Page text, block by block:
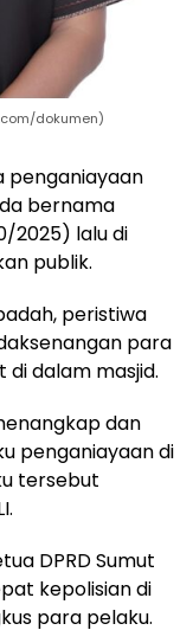
dokumen)
penganiayaan
bernama
2025) lalu di
publik.
peristiwa
para
dalam masjid.
dan
penganiayaan di
tersebut
DPRD Sumut
kepolisian di
para pelaku.